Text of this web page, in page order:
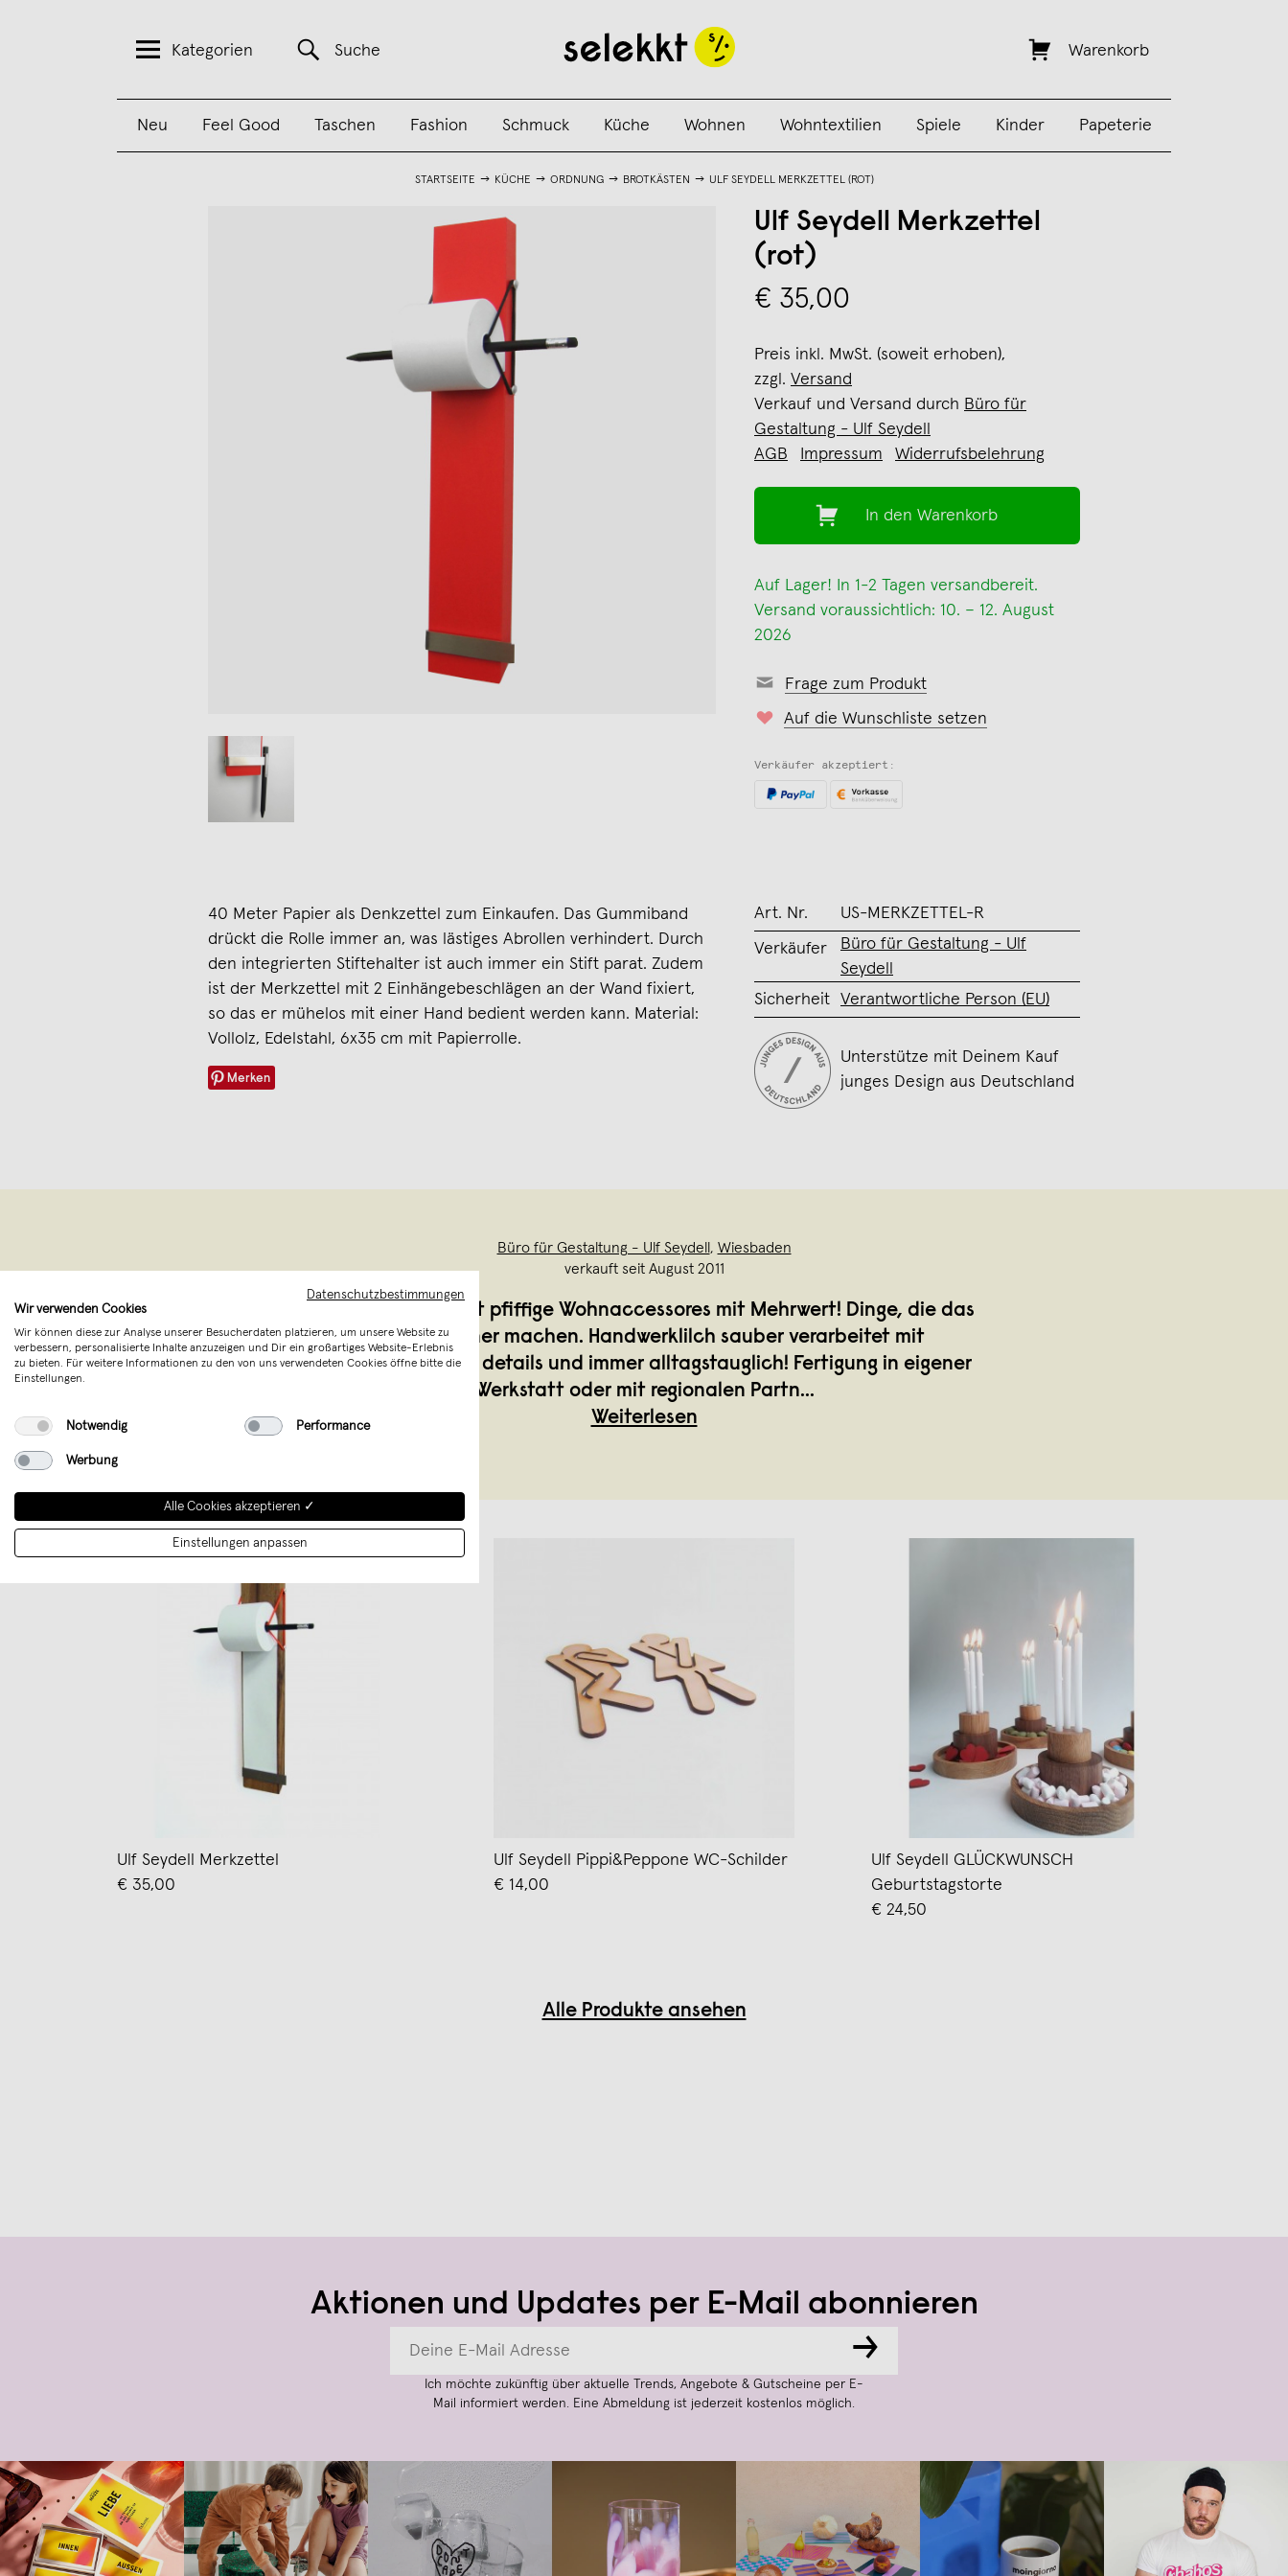
Kategorien Suche Warenkorb
Neu Feel Good Taschen Fashion Schmuck Küche Wohnen Wohntextilien Spiele Kinder Papeterie
STARTSEITE KÜCHE ORDNUNG BROTKÄSTEN ULF SEYDELL MERKZETTEL (ROT)
Ulf Seydell Merkzettel
(rot)
€ 35,00
Preis inkl. MwSt. (soweit erhoben),
zzgl. Versand
Verkauf und Versand durch Büro für
Gestaltung - Ulf Seydell
AGB
Impressum Widerrufsbelehrung
In den Warenkorb
Auf Lager! In 1-2 Tagen versandbereit.
Versand voraussichtlich: 10. – 12. August
2026
Frage zum Produkt
Auf die Wunschliste setzen
Verkäufer akzeptiert:
40 Meter Papier als Denkzettel zum Einkaufen. Das Gummiband
drückt die Rolle immer an, was lästiges Abrollen verhindert. Durch
den integrierten Stiftehalter ist auch immer ein Stift parat. Zudem
ist der Merkzettel mit 2 Einhängebeschlägen an der Wand fixiert,
so das er mühelos mit einer Hand bedient werden kann. Material:
Vollolz, Edelstahl, 6x35 cm mit Papierrolle.
Merken
Art. Nr. US-MERKZETTEL-R
Verkäufer
Büro für Gestaltung - Ulf
Seydell
Sicherheit
Verantwortliche Person (EU)
Unterstütze mit Deinem Kauf
junges Design aus Deutschland
Büro für Gestaltung - Ulf Seydell , Wiesbaden
verkauft seit August 2011
Ulf Seydell entwirft pfiffige Wohnaccessores mit Mehrwert! Dinge, die das
Leben schöner machen. Handwerklilch sauber verarbeitet mit
bemerkenswerten details und immer alltagstauglich! Fertigung in eigener
Werkstatt oder mit regionalen Partn...
Weiterlesen
Ulf Seydell Merkzettel
€ 35,00
Ulf Seydell Pippi&Peppone WC-Schilder
€ 14,00
Ulf Seydell GLÜCKWUNSCH
Geburtstagstorte
€ 24,50
Alle Produkte ansehen
Aktionen und Updates per E-Mail abonnieren
→
Ich möchte zukünftig über aktuelle Trends, Angebote & Gutscheine per E-
Mail informiert werden. Eine Abmeldung ist jederzeit kostenlos möglich.
Datenschutzbestimmungen
Wir verwenden Cookies
Wir können diese zur Analyse unserer Besucherdaten platzieren, um unsere Website zu
verbessern, personalisierte Inhalte anzuzeigen und Dir ein großartiges Website-Erlebnis
zu bieten. Für weitere Informationen zu den von uns verwendeten Cookies öffne bitte die
Einstellungen.
Notwendig Performance
Werbung
Alle Cookies akzeptieren ✓
Einstellungen anpassen